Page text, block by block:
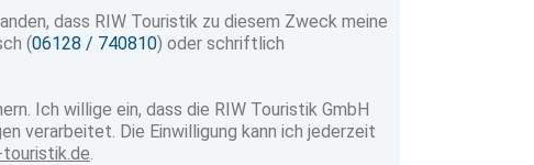
dass RIW Touristik zu diesem Zweck meine
(06128 / 740810) oder schriftlich
Ich willige ein, dass die RIW Touristik GmbH
verarbeitet. Die Einwilligung kann ich jederzeit